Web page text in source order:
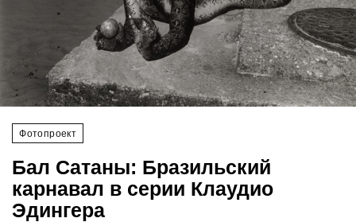
Фотопроект
Бал Сатаны: Бразильский
карнавал в серии Клаудио
Эдингера